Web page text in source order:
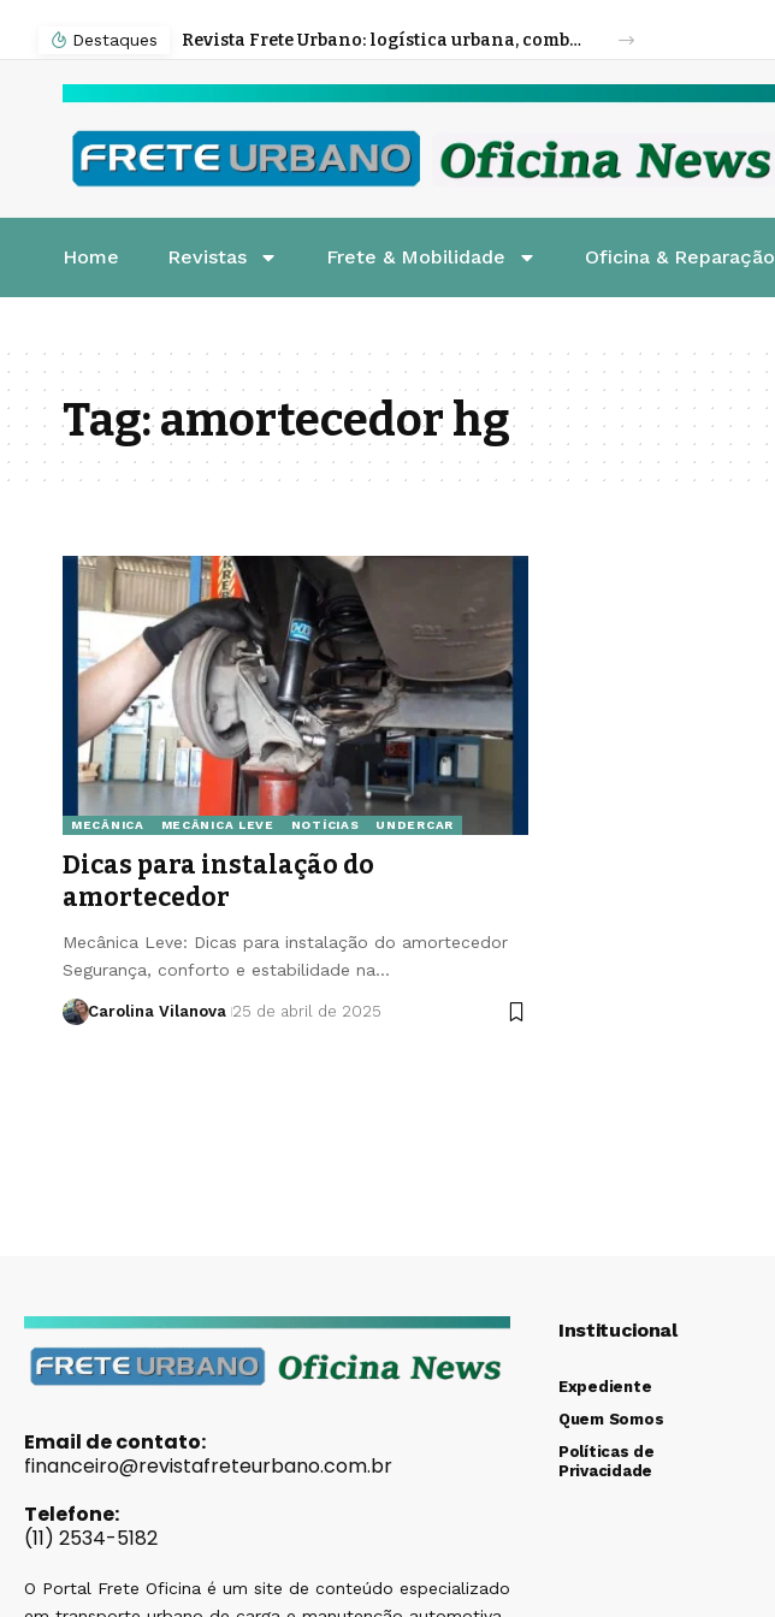
Destaques Revista Frete Urbano: logística urbana, combustível e segurança
Home Revistas Frete & Mobilidade Oficina & Reparação
Tag:amortecedor hg
MECÂNICA MECÂNICA LEVE NOTÍCIAS UNDERCAR
Dicas para instalação do
amortecedor
Mecânica Leve: Dicas para instalação do amortecedor
Segurança, conforto e estabilidade na…
Carolina Vilanova 25 de abril de 2025
Email de contato:
financeiro@revistafreteurbano.com.br
Telefone:
(11) 2534-5182
O Portal Frete Oficina é um site de conteúdo especializado
Institucional
Expediente
Quem Somos
Políticas de
Privacidade